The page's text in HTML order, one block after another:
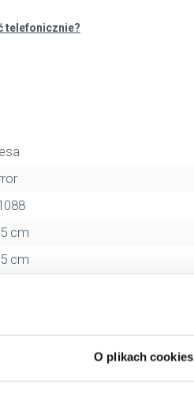
O plikach cookies
telefonicznie?
cm
cm